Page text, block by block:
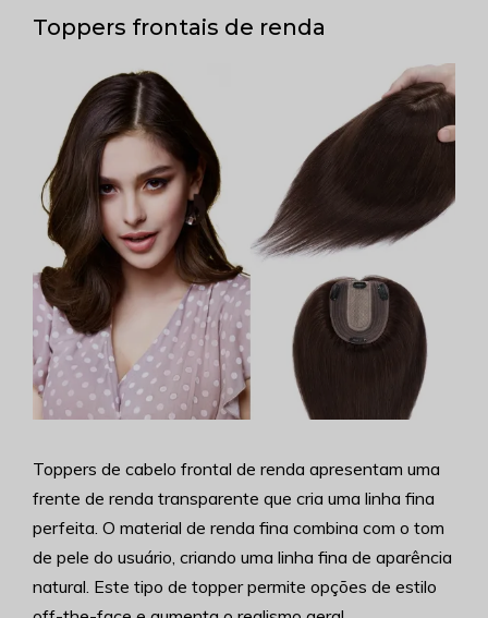
Toppers frontais de renda
Toppers de cabelo frontal de renda apresentam uma
frente de renda transparente que cria uma linha fina
perfeita. O material de renda fina combina com o tom
de pele do usuário, criando uma linha fina de aparência
natural. Este tipo de topper permite opções de estilo